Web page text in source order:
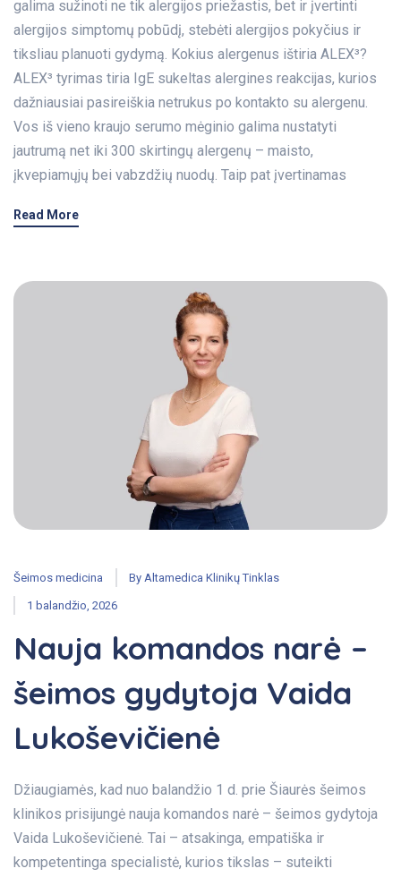
galima sužinoti ne tik alergijos priežastis, bet ir įvertinti
alergijos simptomų pobūdį, stebėti alergijos pokyčius ir
tiksliau planuoti gydymą. Kokius alergenus ištiria ALEX³?
ALEX³ tyrimas tiria IgE sukeltas alergines reakcijas, kurios
dažniausiai pasireiškia netrukus po kontakto su alergenu.
Vos iš vieno kraujo serumo mėginio galima nustatyti
jautrumą net iki 300 skirtingų alergenų – maisto,
įkvepiamųjų bei vabzdžių nuodų. Taip pat įvertinamas
Read More
Šeimos medicina By Altamedica Klinikų Tinklas
1 balandžio, 2026
Nauja komandos narė –
šeimos gydytoja Vaida
Lukoševičienė
Džiaugiamės, kad nuo balandžio 1 d. prie Šiaurės šeimos
klinikos prisijungė nauja komandos narė – šeimos gydytoja
Vaida Lukoševičienė. Tai – atsakinga, empatiška ir
kompetentinga specialistė, kurios tikslas – suteikti